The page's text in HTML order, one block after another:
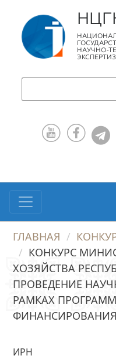
НАУЧНО-
ГЛАВНАЯ
КОНКУРС
ХОЗЯЙСТВА
ПРОВЕДЕНИЕ
РАМКАХ
ФИНАНСИРОВАНИЯ
ИРН